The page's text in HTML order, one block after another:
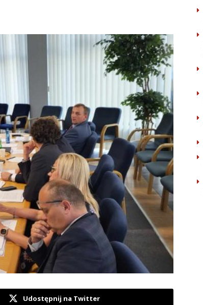
Udostępnij na Twitter